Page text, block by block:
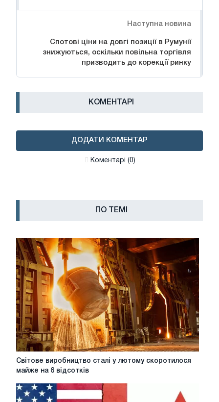
Наступна новина
Спотові ціни на довгі позиції в Румунії
знижуються, оскільки повільна торгівля
призводить до корекції ринку
КОМЕНТАРІ
ДОДАТИ КОМЕНТАР
Коментарі (0)
ПО ТЕМІ
Світове
виробництво
у
лютому
Світове виробництво сталі у лютому скоротилося
майже на 6 відсотків